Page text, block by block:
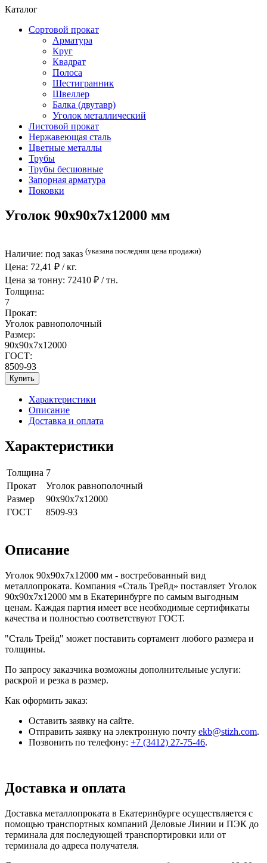
Каталог
Сортовой прокат
Арматура
Круг
Квадрат
Полоса
Шестигранник
Швеллер
Балка (двутавр)
Уголок металлический
Листовой прокат
Нержавеющая сталь
Цветные металлы
Трубы
Трубы бесшовные
Запорная арматура
Поковки
Уголок 90x90x7x12000 мм
Наличие: под заказ (указана последняя цена продажи)
Цена: 72,41 ₽ / кг.
Цена за тонну: 72410 ₽ / тн.
Толщина:
7
Прокат:
Уголок равнополочный
Размер:
90x90x7x12000
ГОСТ:
8509-93
Купить
Характеристики
Описание
Доставка и оплата
Характеристики
Толщина 7
Прокат
Уголок равнополочный
Размер
90x90x7x12000
ГОСТ
8509-93
Описание
Уголок 90x90x7x12000 мм - востребованный вид
металлопроката. Компания «Сталь Трейд» поставляет Уголок
90x90x7x12000 мм в Екатеринбурге по самым выгодным
ценам. Каждая партия имеет все необходимые сертификаты
качества и полностью соответствуют ГОСТ.
"Сталь Трейд" может поставить сортамент любого размера и
толщины.
По запросу заказчика возможны дополнительные услуги:
раскрой и резка в размер.
Как оформить заказ:
Оставить заявку на сайте.
Отправить заявку на электронную почту ekb@stizh.com.
Позвонить по телефону: +7 (3412) 27-75-46.
Доставка и оплата
Доставка металлопроката в Екатеринбурге осуществляется с
помощью транспортных компаний Деловые Линии и ПЭК до
терминала для последующей транспортировки или от
терминала до адреса получателя.